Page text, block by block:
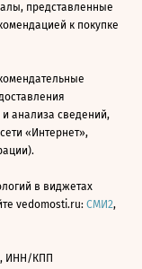
представленные
к покупке
анализа сведений,
«Интернет»,
в виджетах
vedomosti.ru: СМИ2,
ИНН/КПП